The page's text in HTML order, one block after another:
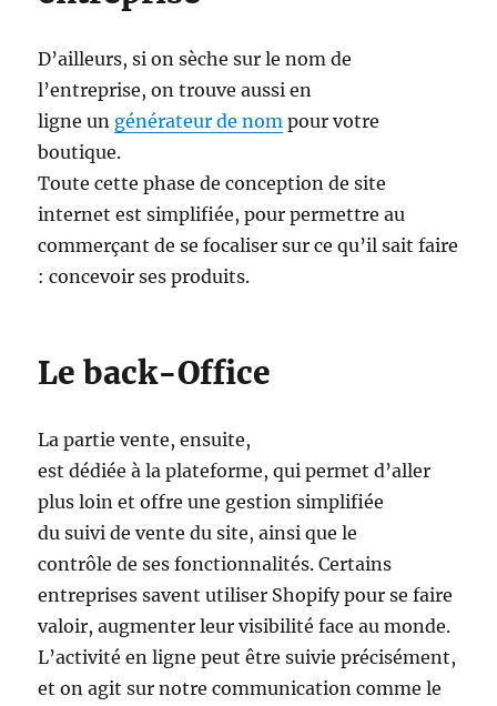
D’ailleurs, si on sèche sur le nom de
l’entreprise, on trouve aussi en
ligne un générateur de nom pour votre
boutique.
Toute cette phase de conception de site
internet est simplifiée, pour permettre au
commerçant de se focaliser sur ce qu’il sait faire
: concevoir ses produits.
Le back-Office
La partie vente, ensuite,
est dédiée à la plateforme, qui permet d’aller
plus loin et offre une gestion simplifiée
du suivi de vente du site, ainsi que le
contrôle de ses fonctionnalités. Certains
entreprises savent utiliser Shopify pour se faire
valoir, augmenter leur visibilité face au monde.
L’activité en ligne peut être suivie précisément,
et on agit sur notre communication comme le